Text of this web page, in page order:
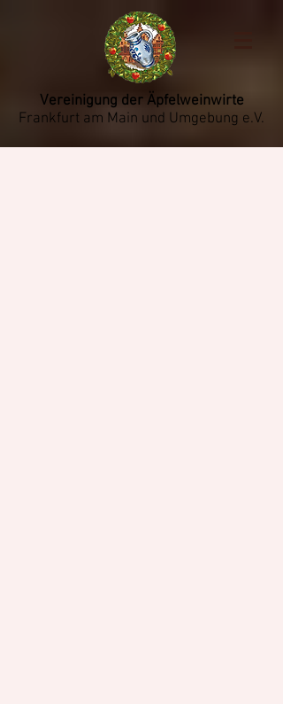
Vereinigung der Äpfelweinwirte
Frankfurt am Main und Umgebung e.V.